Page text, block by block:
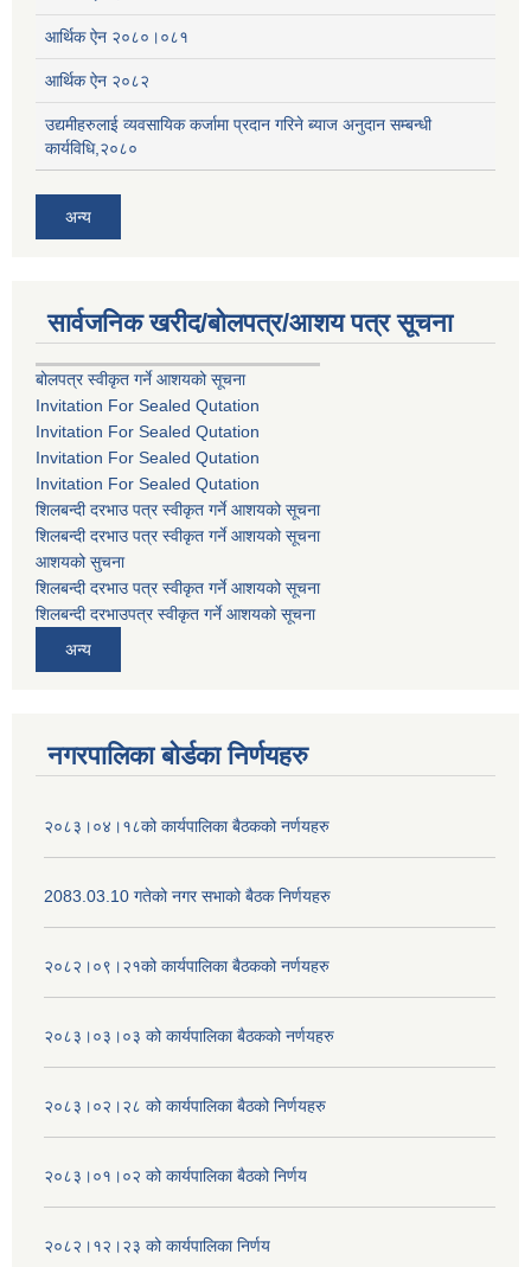
आर्थिक ऐन २०८०।०८१
आर्थिक ऐन २०८२
उद्यमीहरुलाई व्यवसायिक कर्जामा प्रदान गरिने ब्याज अनुदान सम्बन्धी
कार्यविधि,२०८०
अन्य
सार्वजनिक खरीद/बोलपत्र/आशय पत्र सूचना
बोलपत्र स्वीकृत गर्ने आशयको सूचना
Invitation For Sealed Qutation
Invitation For Sealed Qutation
Invitation For Sealed Qutation
Invitation For Sealed Qutation
शिलबन्दी दरभाउ पत्र स्वीकृत गर्ने आशयको सूचना
शिलबन्दी दरभाउ पत्र स्वीकृत गर्ने आशयको सूचना
आशयको सुचना
शिलबन्दी दरभाउ पत्र स्वीकृत गर्ने आशयको सूचना
शिलबन्दी दरभाउपत्र स्वीकृत गर्ने आशयको सूचना
अन्य
नगरपालिका बोर्डका निर्णयहरु
२०८३।०४।१८को कार्यपालिका बैठकको नर्णयहरु
2083.03.10 गतेको नगर सभाको बैठक निर्णयहरु
२०८२।०९।२१को कार्यपालिका बैठकको नर्णयहरु
२०८३।०३।०३ को कार्यपालिका बैठकको नर्णयहरु
२०८३।०२।२८ को कार्यपालिका बैठको निर्णयहरु
२०८३।०१।०२ को कार्यपालिका बैठको निर्णय
२०८२।१२।२३ को कार्यपालिका निर्णय